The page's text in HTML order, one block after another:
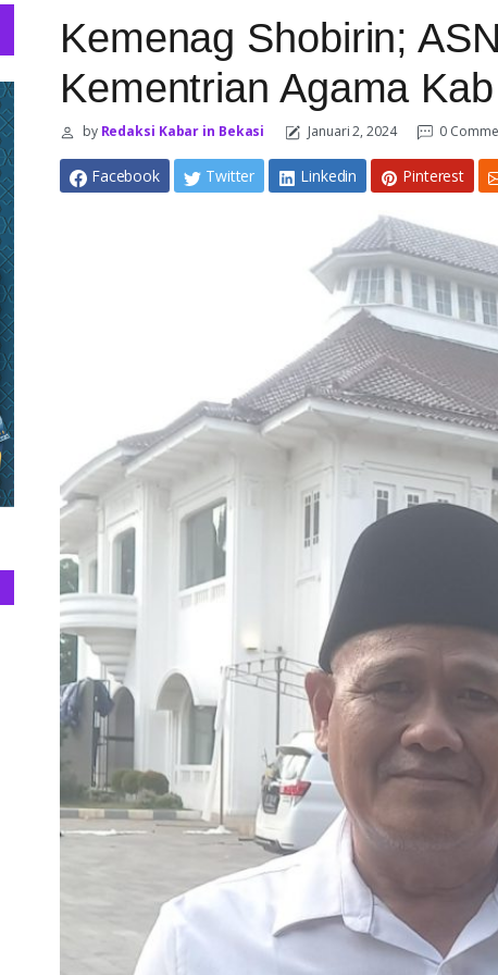
Kemenag Shobirin;
Kementrian Agama
byRedaksi Kabar in Bekasi Januari 2, 2024 0
Facebook Twitter Linkedin Pinterest